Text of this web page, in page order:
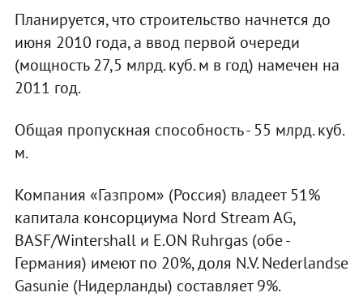
Планируется, что строительство начнется до
июня 2010 года, а ввод первой очереди
(мощность 27,5 млрд. куб. м в год) намечен на
2011 год.
Общая пропускная способность - 55 млрд. куб.
м.
Компания «Газпром» (Россия) владеет 51%
капитала консорциума Nord Stream AG,
BASF/Wintershall и E.ON Ruhrgas (обе -
Германия) имеют по 20%, доля N.V. Nederlandse
Gasunie (Нидерланды) составляет 9%.